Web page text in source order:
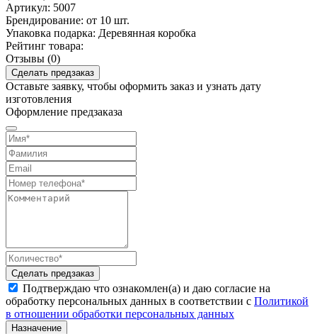
Артикул: 5007
Брендирование: от 10 шт.
Упаковка подарка: Деревянная коробка
Рейтинг товара:
Отзывы (0)
Сделать предзаказ
Оставьте заявку, чтобы оформить заказ и узнать дату
изготовления
Оформление предзаказа
Сделать предзаказ
Подтверждаю что ознакомлен(а) и даю согласие на
обработку персональных данных в соответствии с Политикой
в отношении обработки персональных данных
Назначение